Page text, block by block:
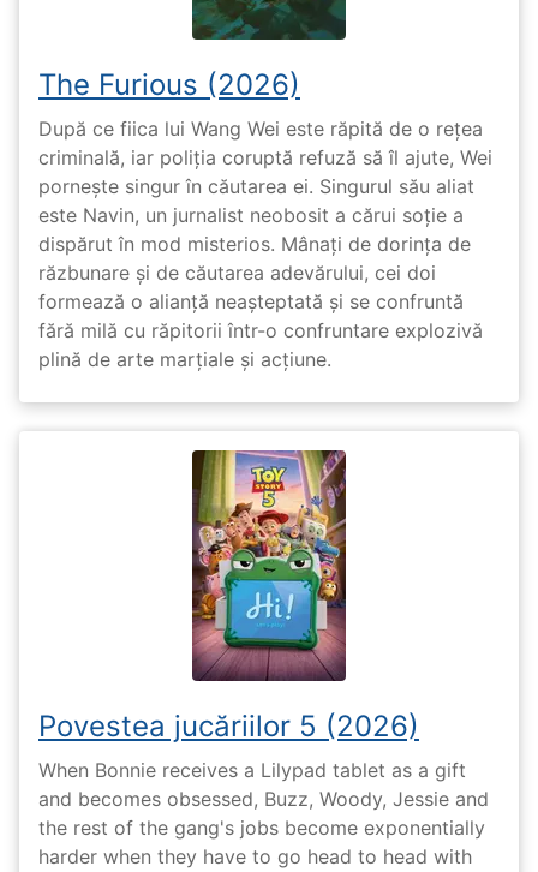
The Furious (2026)
După ce fiica lui Wang Wei este răpită de o rețea
criminală, iar poliția coruptă refuză să îl ajute, Wei
pornește singur în căutarea ei. Singurul său aliat
este Navin, un jurnalist neobosit a cărui soție a
dispărut în mod misterios. Mânați de dorința de
răzbunare și de căutarea adevărului, cei doi
formează o alianță neașteptată și se confruntă
fără milă cu răpitorii într-o confruntare explozivă
plină de arte marțiale și acțiune.
Povestea jucăriilor 5 (2026)
When Bonnie receives a Lilypad tablet as a gift
and becomes obsessed, Buzz, Woody, Jessie and
the rest of the gang's jobs become exponentially
harder when they have to go head to head with